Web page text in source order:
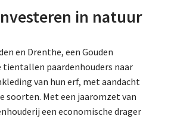
in natuur
en Drenthe, een Gouden
tientallen paardenhouders naar
van hun erf, met aandacht
soorten. Met een jaaromzet van
een economische drager